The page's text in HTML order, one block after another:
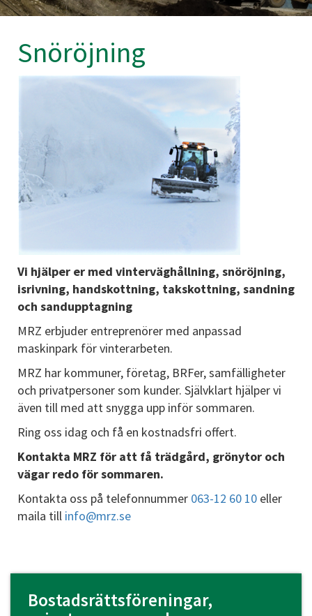
Snöröjning
Vi hjälper er med vinterväghållning, snöröjning,
isrivning, handskottning, takskottning, sandning
och sandupptagning
MRZ erbjuder entreprenörer med anpassad
maskinpark för vinterarbeten.
MRZ har kommuner, företag, BRFer, samfälligheter
och privatpersoner som kunder. Självklart hjälper vi
även till med att snygga upp inför sommaren.
Ring oss idag och få en kostnadsfri offert.
Kontakta MRZ för att få trädgård, grönytor och
vägar redo för sommaren.
Kontakta oss på telefonnummer 063-12 60 10 eller
maila till info@mrz.se
Bostadsrättsföreningar,